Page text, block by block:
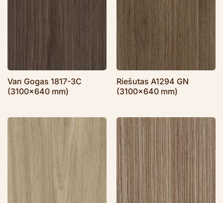
Van Gogas 1817-3C
(3100×640 mm)
Riešutas A1294 GN
(3100×640 mm)